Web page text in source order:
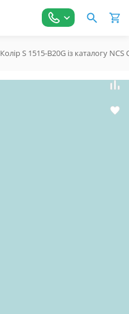
Колір S 1515-B20G із каталогу